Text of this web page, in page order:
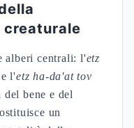
creaturale
alberi centrali: l'etz
l'etz ha-da'at tov
del bene e del
un